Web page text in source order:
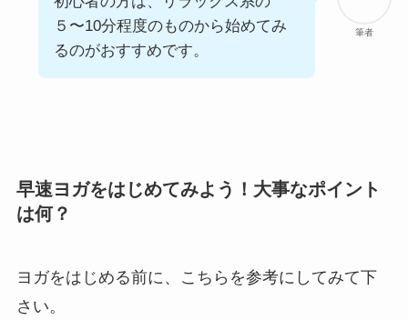
筆者
５〜10分程度のものから始めてみ
るのがおすすめです。
早速ヨガをはじめてみよう！大事なポイント
は何？
ヨガをはじめる前に、こちらを参考にしてみて下
さい。